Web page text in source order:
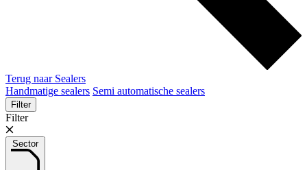
Terug naar Sealers
Handmatige sealers Semi automatische sealers
Filter
Filter
Sector